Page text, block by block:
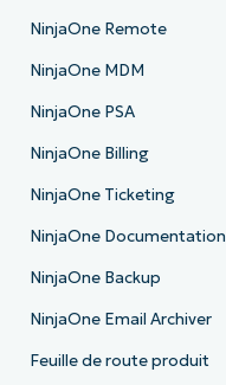
NinjaOne Remote
NinjaOne MDM
NinjaOne PSA
NinjaOne Billing
NinjaOne Ticketing
NinjaOne Documentation
NinjaOne Backup
NinjaOne Email Archiver
Feuille de route produit